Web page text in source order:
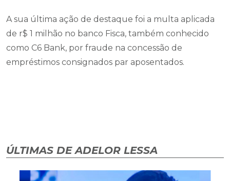
A sua última ação de destaque foi a multa aplicada
de r$ 1 milhão no banco Fisca, também conhecido
como C6 Bank, por fraude na concessão de
empréstimos consignados par aposentados.
ÚLTIMAS DE ADELOR LESSA